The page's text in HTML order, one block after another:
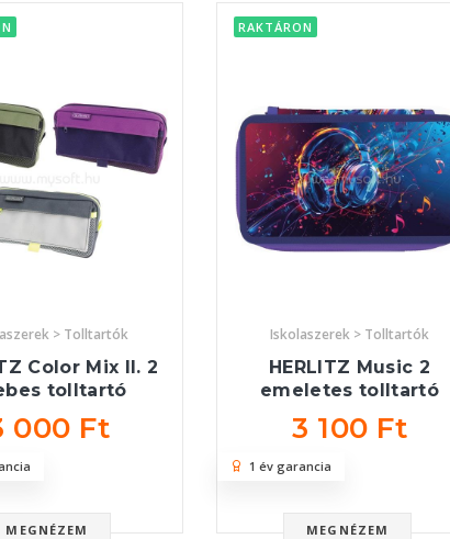
> Tolltartók
Color Mix II. 2
tolltartó
000 Ft
MEGNÉZEM
RAKTÁRON
Iskolaszerek > Tolltartók
HERLITZ Music 2
emeletes tolltartó
3 100 Ft
MEGNÉZEM
1 év garancia